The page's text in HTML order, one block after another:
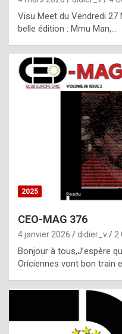
Visu Meet du Vendredi
belle édition : Mmu Man,…
2025
CEO-MAG 376
4 janvier 2026 didier_v 2
Bonjour à tous,J’espère
Oriciennes vont bon train